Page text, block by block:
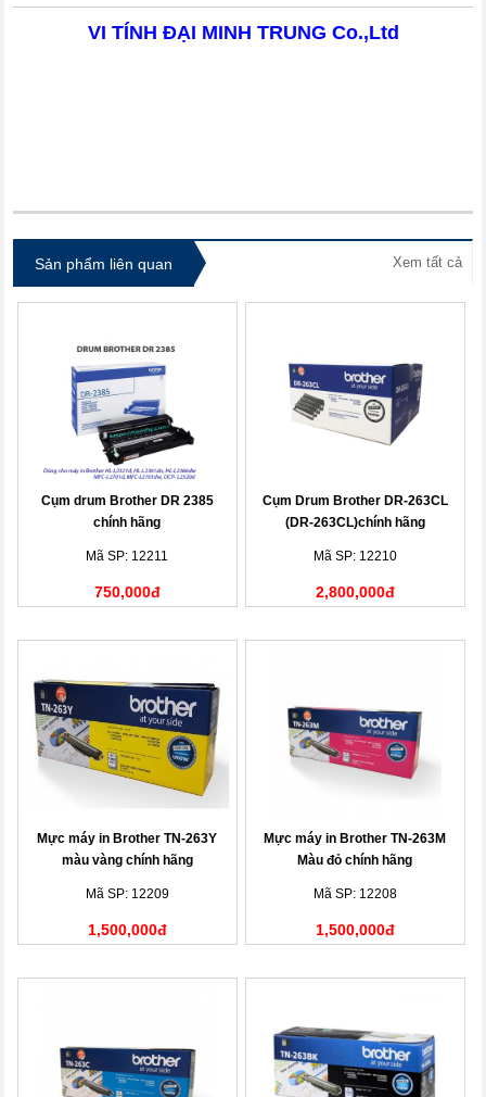
VI TÍNH ĐẠI MINH TRUNG Co.,Ltd
Sản phẩm liên quan Xem tất cả
Cụm drum Brother DR 2385
chính hãng
Mã SP: 12211
750,000đ
Cụm Drum Brother DR-263CL
(DR-263CL)chính hãng
Mã SP: 12210
2,800,000đ
Mực máy in Brother TN-263Y
màu vàng chính hãng
Mã SP: 12209
1,500,000đ
Mực máy in Brother TN-263M
Màu đỏ chính hãng
Mã SP: 12208
1,500,000đ